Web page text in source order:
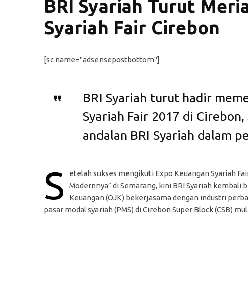
BRI Syariah Turut
Syariah Fair Cirebon
[sc name="adsensepostbottom"]
BRI Syariah turut hadir
Syariah Fair 2017 di
andalan BRI Syariah dalam
S
etelah sukses mengikuti Expo Keuangan Syariah
Modernnya” di Semarang, kini BRI Syariah
Keuangan (OJK) bekerjasama dengan industri
pasar modal syariah (PMS) di Cirebon Super Block (CSB)